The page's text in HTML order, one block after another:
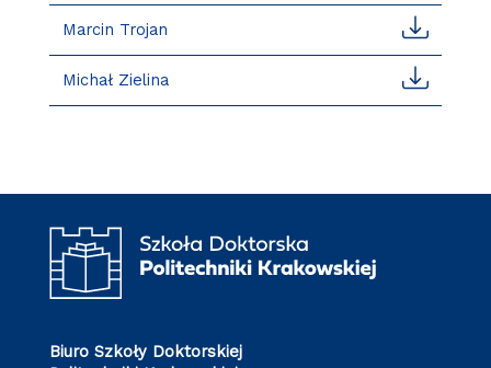
Marcin Trojan
Michał Zielina
Biuro Szkoły Doktorskiej